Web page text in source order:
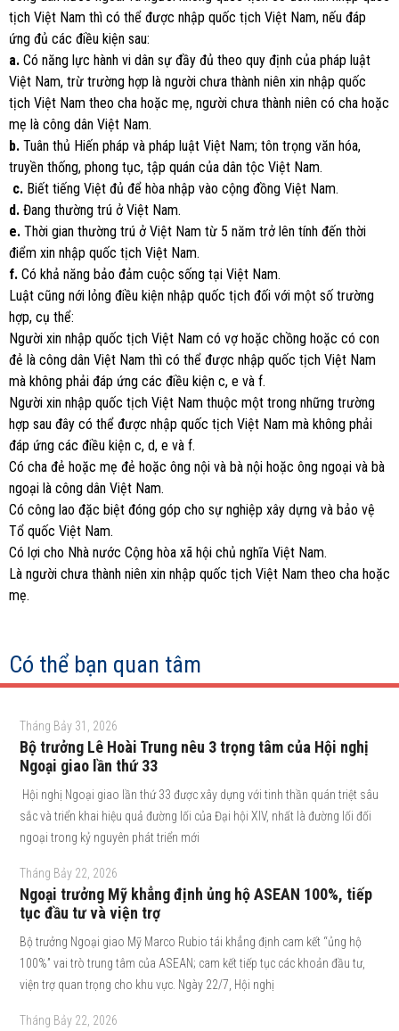
tịch Việt Nam thì có thể được nhập quốc tịch Việt Nam, nếu đáp
ứng đủ các điều kiện sau:
a. Có năng lực hành vi dân sự đầy đủ theo quy định của pháp luật
Việt Nam, trừ trường hợp là người chưa thành niên xin nhập quốc
tịch Việt Nam theo cha hoặc mẹ, người chưa thành niên có cha hoặc
mẹ là công dân Việt Nam.
b. Tuân thủ Hiến pháp và pháp luật Việt Nam; tôn trọng văn hóa,
truyền thống, phong tục, tập quán của dân tộc Việt Nam.
c. Biết tiếng Việt đủ để hòa nhập vào cộng đồng Việt Nam.
d. Đang thường trú ở Việt Nam.
e. Thời gian thường trú ở Việt Nam từ 5 năm trở lên tính đến thời
điểm xin nhập quốc tịch Việt Nam.
f. Có khả năng bảo đảm cuộc sống tại Việt Nam.
Luật cũng nới lỏng điều kiện nhập quốc tịch đối với một số trường
hợp, cụ thể:
Người xin nhập quốc tịch Việt Nam có vợ hoặc chồng hoặc có con
đẻ là công dân Việt Nam thì có thể được nhập quốc tịch Việt Nam
mà không phải đáp ứng các điều kiện c, e và f.
Người xin nhập quốc tịch Việt Nam thuộc một trong những trường
hợp sau đây có thể được nhập quốc tịch Việt Nam mà không phải
đáp ứng các điều kiện c, d, e và f.
Có cha đẻ hoặc mẹ đẻ hoặc ông nội và bà nội hoặc ông ngoại và bà
ngoại là công dân Việt Nam.
Có công lao đặc biệt đóng góp cho sự nghiệp xây dựng và bảo vệ
Tổ quốc Việt Nam.
Có lợi cho Nhà nước Cộng hòa xã hội chủ nghĩa Việt Nam.
Là người chưa thành niên xin nhập quốc tịch Việt Nam theo cha hoặc
mẹ.
Có thể bạn quan tâm
Tháng Bảy 31, 2026
Bộ trưởng Lê Hoài Trung nêu 3 trọng tâm của Hội nghị
Ngoại giao lần thứ 33
Hội nghị Ngoại giao lần thứ 33 được xây dựng với tinh thần quán triệt sâu
sắc và triển khai hiệu quả đường lối của Đại hội XIV, nhất là đường lối đối
ngoại trong kỷ nguyên phát triển mới
Tháng Bảy 22, 2026
Ngoại trưởng Mỹ khẳng định ủng hộ ASEAN 100%, tiếp
tục đầu tư và viện trợ
Bộ trưởng Ngoại giao Mỹ Marco Rubio tái khẳng định cam kết “ủng hộ
100%” vai trò trung tâm của ASEAN; cam kết tiếp tục các khoản đầu tư,
viện trợ quan trọng cho khu vực. Ngày 22/7, Hội nghị
Tháng Bảy 22, 2026